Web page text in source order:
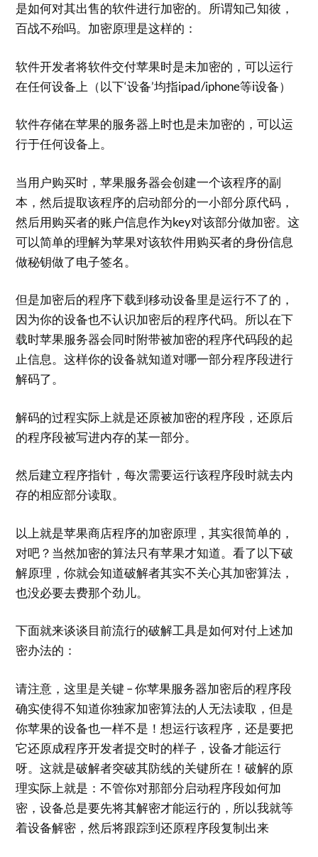
是如何对其出售的软件进行加密的。所谓知己知彼，
百战不殆吗。加密原理是这样的：
软件开发者将软件交付苹果时是未加密的，可以运行
在任何设备上（以下‘设备’均指ipad/iphone等i设备）
软件存储在苹果的服务器上时也是未加密的，可以运
行于任何设备上。
当用户购买时，苹果服务器会创建一个该程序的副
本，然后提取该程序的启动部分的一小部分原代码，
然后用购买者的账户信息作为key对该部分做加密。这
可以简单的理解为苹果对该软件用购买者的身份信息
做秘钥做了电子签名。
但是加密后的程序下载到移动设备里是运行不了的，
因为你的设备也不认识加密后的程序代码。所以在下
载时苹果服务器会同时附带被加密的程序代码段的起
止信息。这样你的设备就知道对哪一部分程序段进行
解码了。
解码的过程实际上就是还原被加密的程序段，还原后
的程序段被写进内存的某一部分。
然后建立程序指针，每次需要运行该程序段时就去内
存的相应部分读取。
以上就是苹果商店程序的加密原理，其实很简单的，
对吧？当然加密的算法只有苹果才知道。看了以下破
解原理，你就会知道破解者其实不关心其加密算法，
也没必要去费那个劲儿。
下面就来谈谈目前流行的破解工具是如何对付上述加
密办法的：
请注意，这里是关键 – 你苹果服务器加密后的程序段
确实使得不知道你独家加密算法的人无法读取，但是
你苹果的设备也一样不是！想运行该程序，还是要把
它还原成程序开发者提交时的样子，设备才能运行
呀。这就是破解者突破其防线的关键所在！破解的原
理实际上就是：不管你对那部分启动程序段如何加
密，设备总是要先将其解密才能运行的，所以我就等
着设备解密，然后将跟踪到还原程序段复制出来